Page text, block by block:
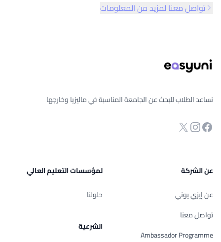
تواصل معنا لمزيد من المعلومات
نساعد الطلاب للبحث عن الجامعة المناسبة في ماليزيا وخارجها
صفحة الفيسبوك
انستجرام
Twitter
عن الشركة
عن إيزي يوني
تواصل معنا
Ambassador Programme
لمؤسسات التعليم العالي
حلولنا
الشرعية